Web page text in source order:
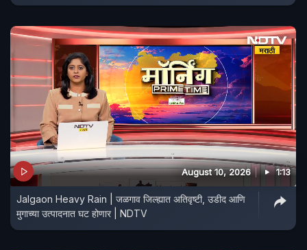
August 10, 2026 1:13
Jalgaon Heavy Rain | जळगाव जिल्ह्यात अतिवृष्टी, उडीद आणि
मुगाच्या उत्पादनात घट होणार | NDTV